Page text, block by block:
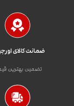
ضمانت کالای
تضمین بهترین